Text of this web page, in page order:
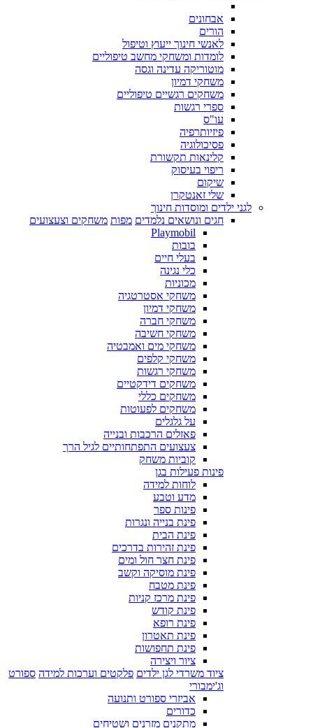
אבחונים
הורים
לאנשי חינוך ייעוץ וטיפול
לומדות ומשחקי מחשב טיפוליים
מוטוריקה עדינה וגסה
משחקי דמיון
משחקים רגשיים טיפוליים
ספרי רגשות
עו"ס
פיזיותרפיה
פסיכולוגיה
קלינאות תקשורת
ריפוי בעיסוק
שיקום
שלי זאנטקרן
לגני ילדים ומוסדות חינוך
חגים ונושאים נלמדים מפות משחקים וצעצועים
Playmobil
בובות
בעלי חיים
כלי נגינה
מכוניות
משחקי אסטרטגיה
משחקי דמיון
משחקי חברה
משחקי חשיבה
משחקי מים ואמבטיה
משחקי קלפים
משחקי רגשות
משחקים דידקטיים
משחקים כללי
משחקים לפעוטות
על גלגלים
פאזלים הרכבות ובנייה
צעצועים התפתחותיים לגיל הרך
קוביות משחק
פינות פעילות בגן
לוחות למידה
מדע וטבע
פינות ספר
פינת בנייה ונגרות
פינת הבית
פינת זהירות בדרכים
פינת חצר חול ומים
פינת מוסיקה וקשב
פינת מטבח
פינת מרכז קניות
פינת קודש
פינת רופא
פינת תאטרון
פינת תחפושות
ציור ויצירה
ציוד משרדי לגן ילדים פלקטים וערכות למידה ספורט
וג'ימבורי
אביזרי ספורט ותנועה
כדורים
מתקנים מזרנים ושטיחים